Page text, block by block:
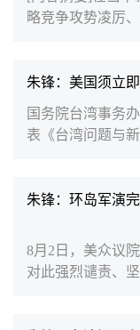
十国集团（G20
略竞争攻势凌厉
政治提供了全新
学的角度出发，
动荡时期，总结
竞争中的规律和
朱锋：美国须立
国务院台湾事务
表《台湾问题与
述中国共产党和
立场和政策。南
学中外人文交流
球时报》撰文指
朱锋：环岛军演
8月2日，美众议
对此强烈谴责、